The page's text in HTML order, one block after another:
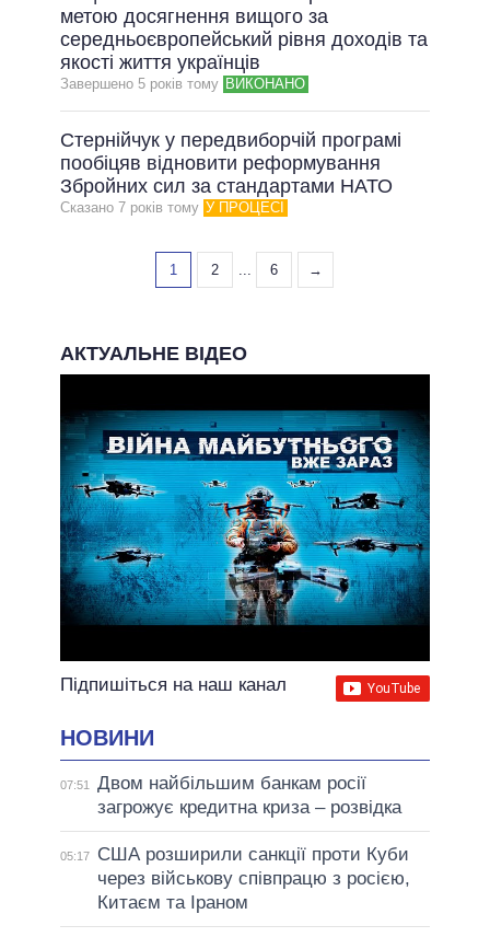
метою досягнення вищого за
середньоєвропейський рівня доходів та
якості життя українців
Завершено 5 рокiв тому ВИКОНАНО
Стернійчук у передвиборчій програмі
пообіцяв відновити реформування
Збройних сил за стандартами НАТО
Сказано 7 рокiв тому У ПРОЦЕСІ
1 2 ... 6 →
АКТУАЛЬНЕ ВІДЕО
Підпишіться на наш канал
НОВИНИ
07:51
Двом найбільшим банкам росії
загрожує кредитна криза – розвідка
05:17
США розширили санкції проти Куби
через військову співпрацю з росією,
Китаєм та Іраном